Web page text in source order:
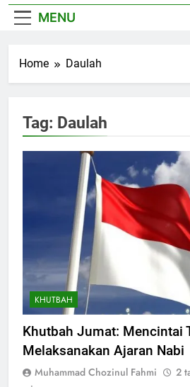
MENU
Home Daulah
Tag: Daulah
KHUTBAH
Khutbah Jumat: Mencintai
Melaksanakan Ajaran Nabi
Muhammad Chozinul Fahmi 2